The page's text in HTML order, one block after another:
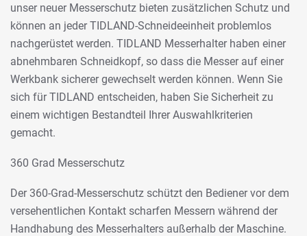
unser neuer Messerschutz bieten zusätzlichen Schutz und
können an jeder TIDLAND-Schneideeinheit problemlos
nachgerüstet werden. TIDLAND Messerhalter haben einer
abnehmbaren Schneidkopf, so dass die Messer auf einer
Werkbank sicherer gewechselt werden können. Wenn Sie
sich für TIDLAND entscheiden, haben Sie Sicherheit zu
einem wichtigen Bestandteil Ihrer Auswahlkriterien
gemacht.
360 Grad Messerschutz
Der 360-Grad-Messerschutz schützt den Bediener vor dem
versehentlichen Kontakt scharfen Messern während der
Handhabung des Messerhalters außerhalb der Maschine.